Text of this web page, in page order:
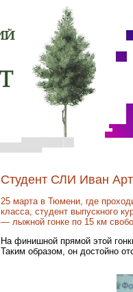
Студент СЛИ Иван
25 марта в Тюмени, где
класса, студент выпускного
— лыжной гонке по 15 км
На финишной прямой этой
Таким образом, он достойно